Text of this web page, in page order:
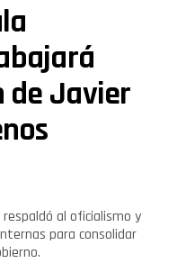
de Javier
al oficialismo y
para consolidar